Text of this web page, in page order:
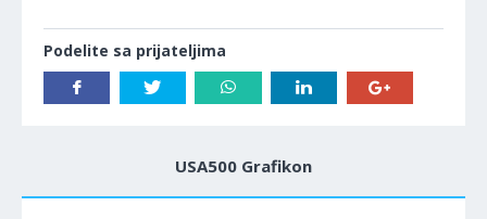
Podelite sa prijateljima
USA500 Grafikon